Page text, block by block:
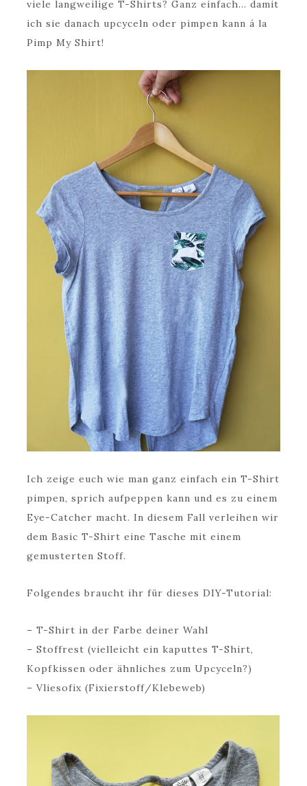
viele langweilige T-Shirts? Ganz einfach… damit
ich sie danach upcyceln oder pimpen kann á la
Pimp My Shirt!
Ich zeige euch wie man ganz einfach ein T-Shirt
pimpen, sprich aufpeppen kann und es zu einem
Eye-Catcher macht. In diesem Fall verleihen wir
dem Basic T-Shirt eine Tasche mit einem
gemusterten Stoff.
Folgendes braucht ihr für dieses DIY-Tutorial:
– T-Shirt in der Farbe deiner Wahl
– Stoffrest (vielleicht ein kaputtes T-Shirt,
Kopfkissen oder ähnliches zum Upcyceln?)
– Vliesofix (Fixierstoff/Klebeweb)